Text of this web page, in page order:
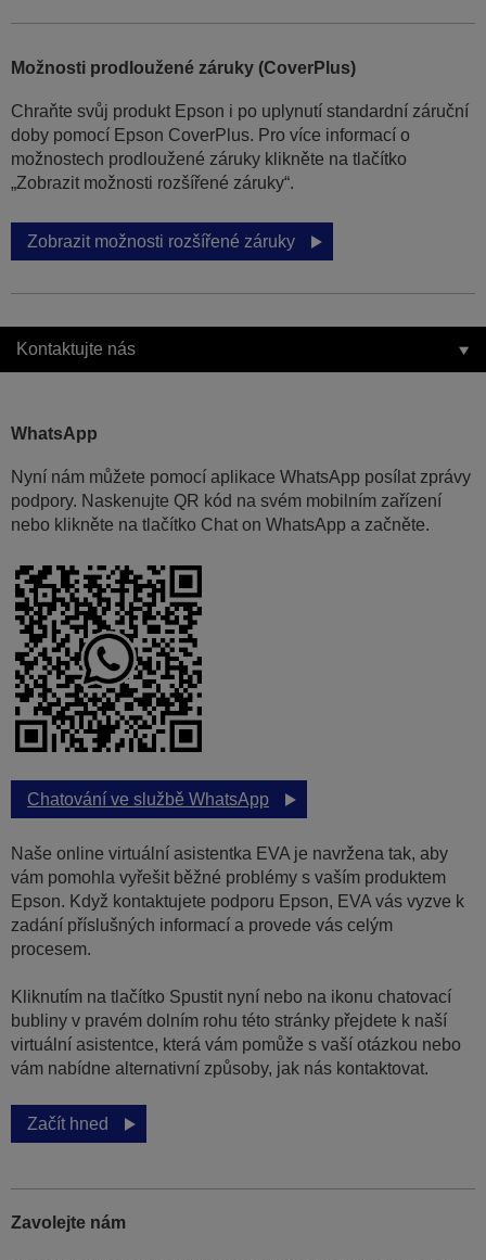
Možnosti prodloužené záruky (CoverPlus)
Chraňte svůj produkt Epson i po uplynutí standardní záruční
doby pomocí Epson CoverPlus. Pro více informací o
možnostech prodloužené záruky klikněte na tlačítko
„Zobrazit možnosti rozšířené záruky“.
Zobrazit možnosti rozšířené záruky
Kontaktujte nás
WhatsApp
Nyní nám můžete pomocí aplikace WhatsApp posílat zprávy
podpory. Naskenujte QR kód na svém mobilním zařízení
nebo klikněte na tlačítko Chat on WhatsApp a začněte.
Chatování ve službě WhatsApp
Naše online virtuální asistentka EVA je navržena tak, aby
vám pomohla vyřešit běžné problémy s vaším produktem
Epson. Když kontaktujete podporu Epson, EVA vás vyzve k
zadání příslušných informací a provede vás celým
procesem.
Kliknutím na tlačítko Spustit nyní nebo na ikonu chatovací
bubliny v pravém dolním rohu této stránky přejdete k naší
virtuální asistentce, která vám pomůže s vaší otázkou nebo
vám nabídne alternativní způsoby, jak nás kontaktovat.
Začít hned
Zavolejte nám